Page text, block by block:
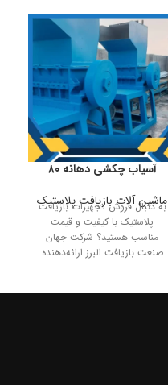
آسیاب چکشی دهانه ۸۰
ماشین آلات بازیافت پلاستیک
به دنبال فروش تجهیزات بازیافت
پلاستیک با کیفیت و قیمت
مناسب هستید؟ شرکت جهان
صنعت بازیافت البرز ارائه‌دهنده